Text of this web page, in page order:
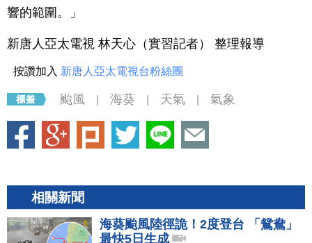
響的範圍。」
新唐人亞太電視 林天心（實習記者） 整理報導
按讚加入 新唐人亞太電視台粉絲團
颱風 海葵 天氣 氣象
相關新聞
海葵颱風陸徑詭！2度登台 「鴛鴦」
最快5日生成